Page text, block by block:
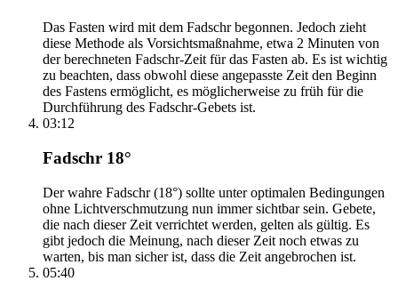
Das Fasten wird mit dem Fadschr begonnen. Jedoch zieht
diese Methode als Vorsichtsmaßnahme, etwa 2 Minuten von
der berechneten Fadschr-Zeit für das Fasten ab. Es ist wichtig
zu beachten, dass obwohl diese angepasste Zeit den Beginn
des Fastens ermöglicht, es möglicherweise zu früh für die
Durchführung des Fadschr-Gebets ist.
03:12
Fadschr 18°
Der wahre Fadschr (18°) sollte unter optimalen Bedingungen
ohne Lichtverschmutzung nun immer sichtbar sein. Gebete,
die nach dieser Zeit verrichtet werden, gelten als gültig. Es
gibt jedoch die Meinung, nach dieser Zeit noch etwas zu
warten, bis man sicher ist, dass die Zeit angebrochen ist.
05:40